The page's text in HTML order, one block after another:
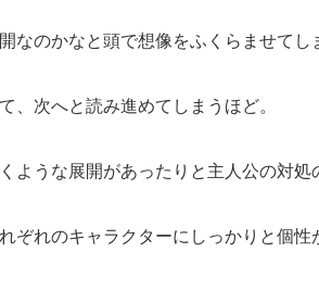
なのかなと頭で想像をふくらませてし
、次へと読み進めてしまうほど。
ような展開があったりと主人公の対処
ぞれのキャラクターにしっかりと個性